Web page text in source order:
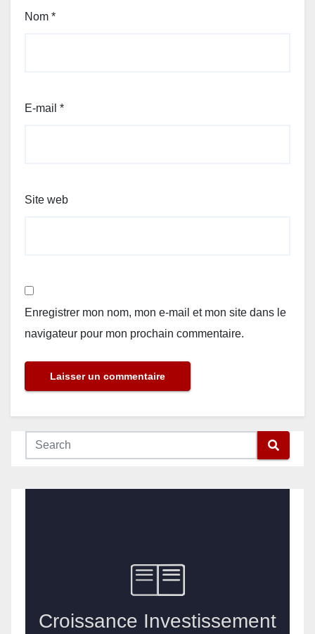
Nom *
E-mail *
Site web
Enregistrer mon nom, mon e-mail et mon site dans le
navigateur pour mon prochain commentaire.